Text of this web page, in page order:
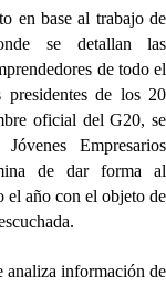
en base al trabajo de
se detallan las
de todo el
de los 20
oficial del G20, se
Empresarios
de dar forma al
el año con el objeto de
analiza información de